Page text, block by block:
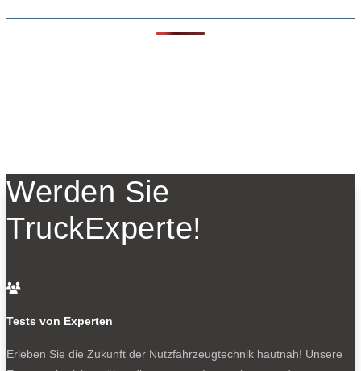
Werden Sie
TruckExperte!

Tests von Experten
Erleben Sie die Zukunft der Nutzfahrzeugtechnik hautnah! Unsere